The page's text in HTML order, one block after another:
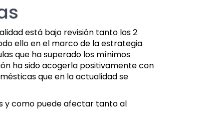
está bajo revisión tanto los 2
ello en el marco de la estrategia
que ha superado los mínimos
ha sido acogerla positivamente con
que en la actualidad se
y como puede afectar tanto al